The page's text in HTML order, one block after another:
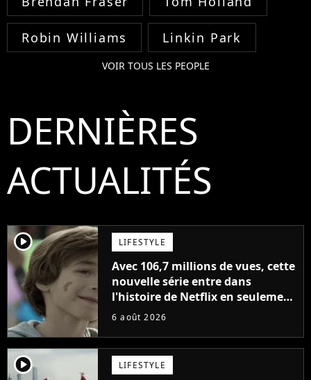
Robin Williams Linkin Park
VOIR TOUS LES PEOPLE
DERNIÈRES
ACTUALITÉS
player2 LIFESTYLE
Avec 106,7 millions de vues, cette
nouvelle série entre dans
l'histoire de Netflix en seulement
48 jours
6 août 2026
player2 LIFESTYLE